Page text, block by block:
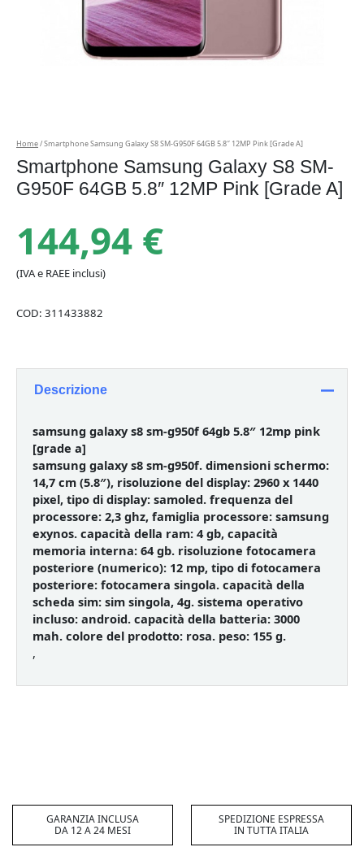
Home/ Smartphone Samsung Galaxy S8 SM-G950F 64GB 5.8″ 12MP Pink [Grade A]
Smartphone Samsung Galaxy S8 SM-
G950F 64GB 5.8″ 12MP Pink [Grade A]
144,94 €
(IVA e RAEE inclusi)
COD: 311433882
Descrizione
samsung galaxy s8 sm-g950f 64gb 5.8″ 12mp pink
[grade a]
samsung galaxy s8 sm-g950f. dimensioni schermo:
14,7 cm (5.8″), risoluzione del display: 2960 x 1440
pixel, tipo di display: samoled. frequenza del
processore: 2,3 ghz, famiglia processore: samsung
exynos. capacità della ram: 4 gb, capacità
memoria interna: 64 gb. risoluzione fotocamera
posteriore (numerico): 12 mp, tipo di fotocamera
posteriore: fotocamera singola. capacità della
scheda sim: sim singola, 4g. sistema operativo
incluso: android. capacità della batteria: 3000
mah. colore del prodotto: rosa. peso: 155 g.
,
GARANZIA INCLUSA
DA 12 A 24 MESI
SPEDIZIONE ESPRESSA
IN TUTTA ITALIA